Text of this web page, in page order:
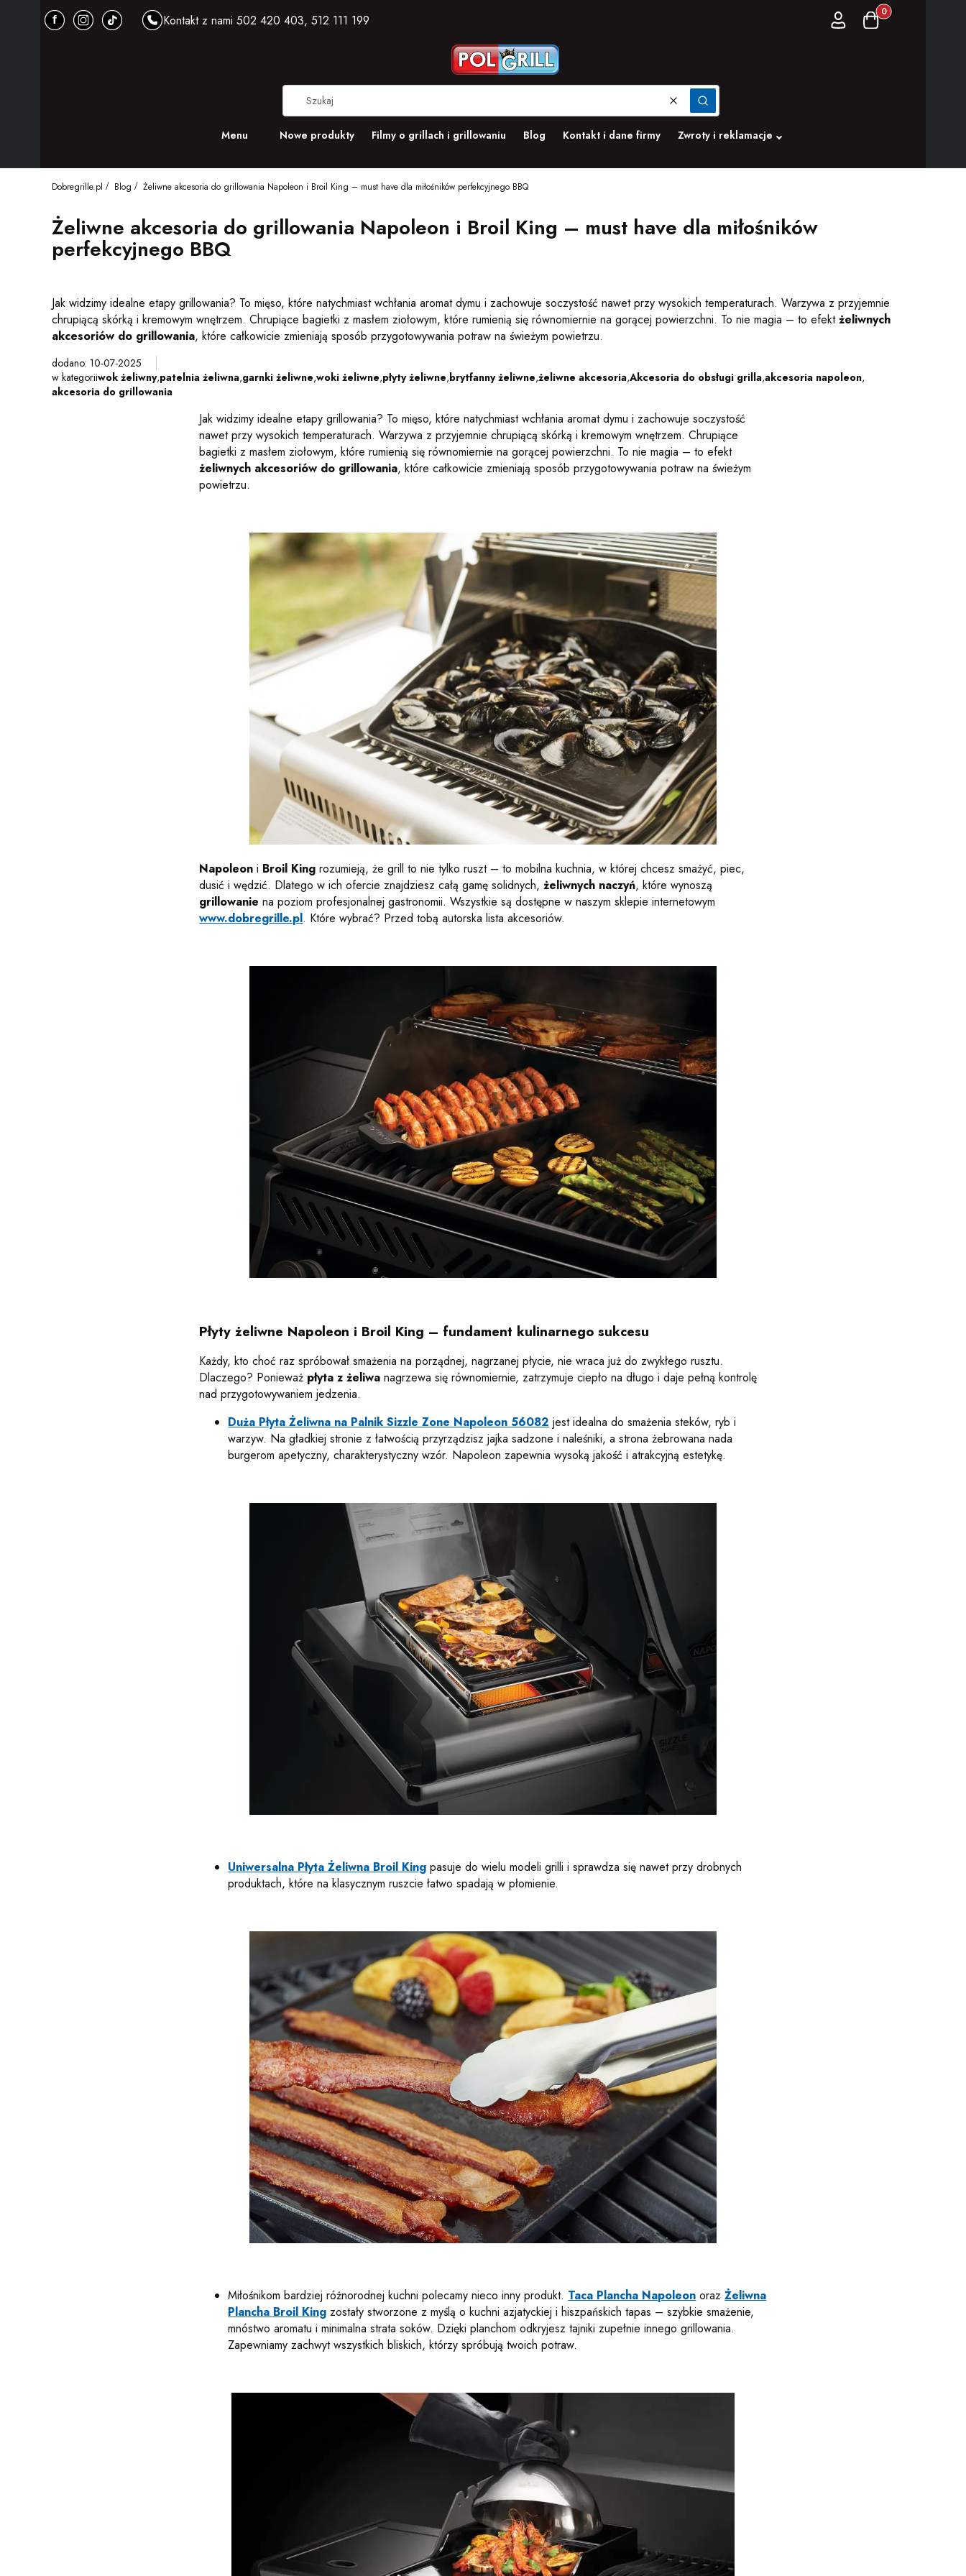
Kontakt z nami 502 420 403, 512 111 199 Zaloguj sięProdukty w
Koszyk
WyczyśćSzukaj
Menu
Nowe produkty Filmy o grillach i grillowaniu Blog Kontakt i dane firmy Zwroty i reklamacje
Dobregrille.pl Blog Żeliwne akcesoria do grillowania Napoleon i Broil King – must have dla miłośników perfekcyjnego BBQ
Żeliwne akcesoria do grillowania Napoleon i Broil King – must have dla miłośników
perfekcyjnego BBQ
Jak widzimy idealne etapy grillowania? To mięso, które natychmiast wchłania aromat dymu i zachowuje soczystość nawet przy wysokich temperaturach. Warzywa z przyjemnie
chrupiącą skórką i kremowym wnętrzem. Chrupiące bagietki z masłem ziołowym, które rumienią się równomiernie na gorącej powierzchni. To nie magia – to efektżeliwnych
akcesoriów do grillowania, które całkowicie zmieniają sposób przygotowywania potraw na świeżym powietrzu.
dodano: 10-07-2025
w kategoriiwok żeliwny,patelnia żeliwna,garnki żeliwne,woki żeliwne,płyty żeliwne,brytfanny żeliwne,żeliwne akcesoria,Akcesoria do obsługi grilla,akcesoria napoleon,
akcesoria do grillowania
Jak widzimy idealne etapy grillowania? To mięso, które natychmiast wchłania aromat dymu i zachowuje soczystość
nawet przy wysokich temperaturach. Warzywa z przyjemnie chrupiącą skórką i kremowym wnętrzem. Chrupiące
bagietki z masłem ziołowym, które rumienią się równomiernie na gorącej powierzchni. To nie magia – to efekt
żeliwnych akcesoriów do grillowania, które całkowicie zmieniają sposób przygotowywania potraw na świeżym
powietrzu.
Napoleon i Broil King rozumieją, że grill to nie tylko ruszt – to mobilna kuchnia, w której chcesz smażyć, piec,
dusić i wędzić. Dlatego w ich ofercie znajdziesz całą gamę solidnych,żeliwnych naczyń, które wynoszą
grillowaniena poziom profesjonalnej gastronomii. Wszystkie są dostępne w naszym sklepie internetowym
www.dobregrille.pl. Które wybrać? Przed tobą autorska lista akcesoriów.
Płyty żeliwne Napoleon i Broil King – fundament kulinarnego sukcesu
Każdy, kto choć raz spróbował smażenia na porządnej, nagrzanej płycie, nie wraca już do zwykłego rusztu.
Dlaczego? Ponieważ płyta z żeliwa nagrzewa się równomiernie, zatrzymuje ciepło na długo i daje pełną kontrolę
nad przygotowywaniem jedzenia.
Duża Płyta Żeliwna na Palnik Sizzle Zone Napoleon 56082 jest idealna do smażenia steków, ryb i
warzyw. Na gładkiej stronie z łatwością przyrządzisz jajka sadzone i naleśniki, a strona żebrowana nada
burgerom apetyczny, charakterystyczny wzór. Napoleon zapewnia wysoką jakość i atrakcyjną estetykę.
Uniwersalna Płyta Żeliwna Broil King pasuje do wielu modeli grilli i sprawdza się nawet przy drobnych
produktach, które na klasycznym ruszcie łatwo spadają w płomienie.
Miłośnikom bardziej różnorodnej kuchni polecamy nieco inny produkt. Taca Plancha Napoleon orazŻeliwna
Plancha Broil King zostały stworzone z myślą o kuchni azjatyckiej i hiszpańskich tapas – szybkie smażenie,
mnóstwo aromatu i minimalna strata soków. Dzięki planchom odkryjesz tajniki zupełnie innego grillowania.
Zapewniamy zachwyt wszystkich bliskich, którzy spróbują twoich potraw.